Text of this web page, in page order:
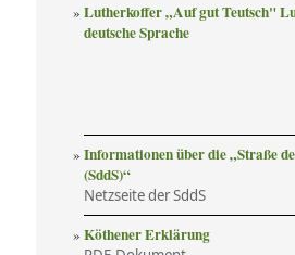
Lutherkoffer „Auf gut Teutsch"
deutsche Sprache
Informationen über die „Straße
(SddS)“
Netzseite der SddS
Köthener Erklärung